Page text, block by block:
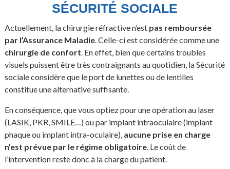
SÉCURITÉ SOCIALE
Actuellement, la chirurgie réfractive n’est pas remboursée
par l’Assurance Maladie. Celle-ci est considérée comme une
chirurgie de confort. En effet, bien que certains troubles
visuels puissent être très contraignants au quotidien, la Sécurité
sociale considère que le port de lunettes ou de lentilles
constitue une alternative suffisante.
En conséquence, que vous optiez pour une opération au laser
(LASIK, PKR, SMILE…) ou par implant intraoculaire (implant
phaque ou implant intra-oculaire), aucune prise en charge
n’est prévue par le régime obligatoire. Le coût de
l’intervention reste donc à la charge du patient.